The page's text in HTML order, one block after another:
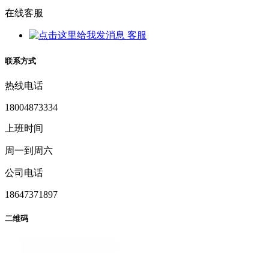
在线客服
客服
联系方式
热线电话
18004873334
上班时间
周一到周六
公司电话
18647371897
二维码